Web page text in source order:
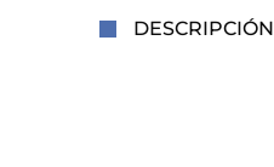
DESCRIPCIÓN